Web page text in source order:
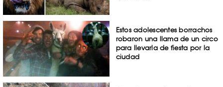
Estos adolescentes borrachos
robaron una llama de un circo
para llevarla de fiesta por la
ciudad